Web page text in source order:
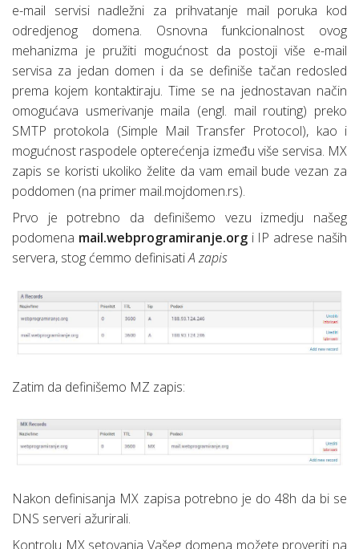
e-mail servisi nadležni za prihvatanje mail poruka kod
odredjenog domena. Osnovna funkcionalnost ovog
mehanizma je pružiti mogućnost da postoji više e-mail
servisa za jedan domen i da se definiše tačan redosled
prema kojem kontaktiraju. Time se na jednostavan način
omogućava usmerivanje maila (engl. mail routing) preko
SMTP protokola (Simple Mail Transfer Protocol), kao i
mogućnost raspodele opterećenja između više servisa. MX
zapis se koristi ukoliko želite da vam email bude vezan za
poddomen (na primer mail.mojdomen.rs).
Prvo je potrebno da definišemo vezu izmedju našeg
podomena mail.webprogramiranje.orgi IP adrese naših
servera, stog ćemmo definisatiA zapis
Zatim da definišemo MZ zapis:
Nakon definisanja MX zapisa potrebno je do 48h da bi se
DNS serveri ažurirali.
Kontrolu MX setovanja Vašeg domena možete proveriti na